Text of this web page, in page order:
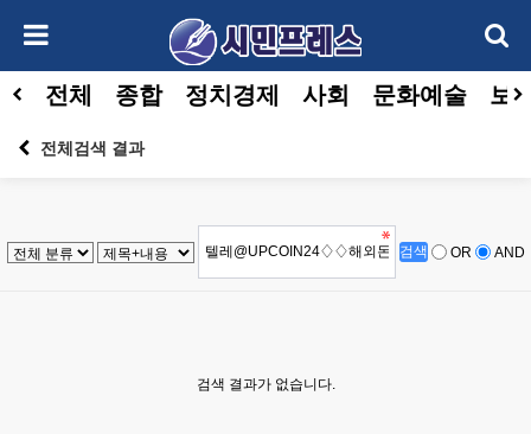
전체 종합 정치경제 사회 문화예술 보
전체검색 결과
OR AND
검색 결과가 없습니다.